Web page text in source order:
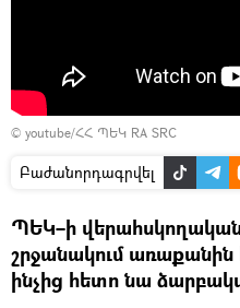
© youtube/ՀՀ ՊԵԿ RA SRC
Բաժանորդագրվել
ՊԵԿ–ի
շրջանակում առաքանին
ինչից հետո նա